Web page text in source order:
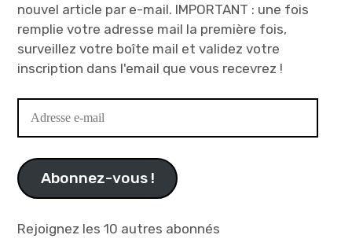
nouvel article par e-mail. IMPORTANT : une fois
remplie votre adresse mail la première fois,
surveillez votre boîte mail et validez votre
inscription dans l'email que vous recevrez !
e-
Abonnez-vous !
Rejoignez les 10 autres abonnés